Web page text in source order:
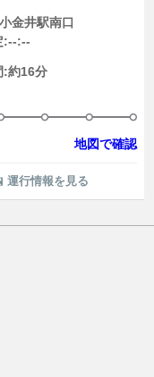
金井駅南口
:--:--
:約16分
地図で確認
運行情報を見る